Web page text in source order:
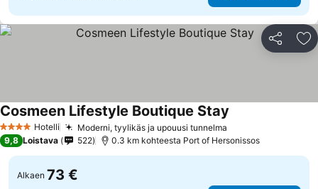
Jaa
4 Tähtiluokitus
Hotelli Moderni, tyylikäs ja upouusi tunnelma
Cosmeen Lifestyle Boutique Stay
9,8 Loistava 522 0.3 km kohteesta Port of Hersonissos
Alkaen 73 €